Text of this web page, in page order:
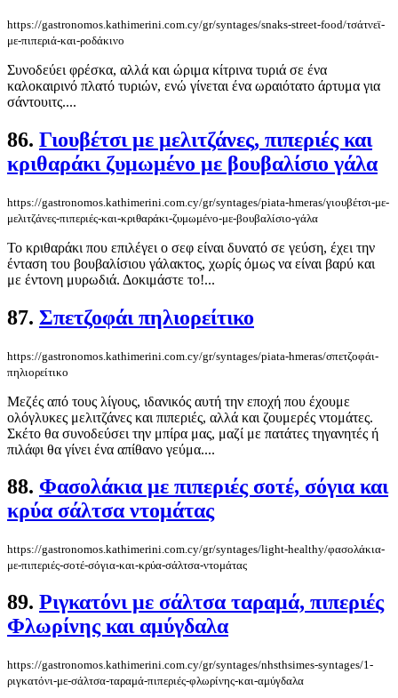
https://gastronomos.kathimerini.com.cy/gr/syntages/snaks-street-food/τσάτνεϊ-
με-πιπεριά-και-ροδάκινο
Συνοδεύει φρέσκα, αλλά και ώριμα κίτρινα τυριά σε ένα
καλοκαιρινό πλατό τυριών, ενώ γίνεται ένα ωραιότατο άρτυμα για
σάντουιτς....
86. Γιουβέτσι με μελιτζάνες, πιπεριές και
κριθαράκι ζυμωμένο με βουβαλίσιο γάλα
https://gastronomos.kathimerini.com.cy/gr/syntages/piata-hmeras/γιουβέτσι-με-
μελιτζάνες-πιπεριές-και-κριθαράκι-ζυμωμένο-με-βουβαλίσιο-γάλα
Το κριθαράκι που επιλέγει ο σεφ είναι δυνατό σε γεύση, έχει την
ένταση του βουβαλίσιου γάλακτος, χωρίς όμως να είναι βαρύ και
με έντονη μυρωδιά. Δοκιμάστε το!...
87. Σπετζοφάι πηλιορείτικο
https://gastronomos.kathimerini.com.cy/gr/syntages/piata-hmeras/σπετζοφάι-
πηλιορείτικο
Μεζές από τους λίγους, ιδανικός αυτή την εποχή που έχουμε
ολόγλυκες μελιτζάνες και πιπεριές, αλλά και ζουμερές ντομάτες.
Σκέτο θα συνοδεύσει την μπίρα μας, μαζί με πατάτες τηγανητές ή
πιλάφι θα γίνει ένα απίθανο γεύμα....
88. Φασολάκια με πιπεριές σοτέ, σόγια και
κρύα σάλτσα ντομάτας
https://gastronomos.kathimerini.com.cy/gr/syntages/light-healthy/φασολάκια-
με-πιπεριές-σοτέ-σόγια-και-κρύα-σάλτσα-ντομάτας
89. Ριγκατόνι με σάλτσα ταραμά, πιπεριές
Φλωρίνης και αμύγδαλα
https://gastronomos.kathimerini.com.cy/gr/syntages/nhsthsimes-syntages/1-
ριγκατόνι-με-σάλτσα-ταραμά-πιπεριές-φλωρίνης-και-αμύγδαλα